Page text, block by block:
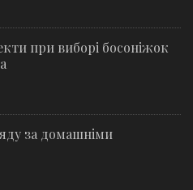
при виборі босоніжок
за домашніми